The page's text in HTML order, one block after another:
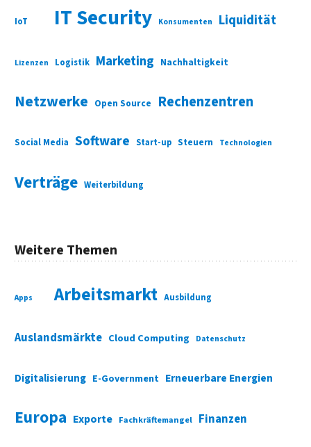
IoT IT Security Konsumenten Liquidität
Lizenzen Logistik Marketing Nachhaltigkeit
Netzwerke Open Source Rechenzentren
Social Media Software Start-up Steuern Technologien
Verträge Weiterbildung
Weitere Themen
Apps Arbeitsmarkt Ausbildung
Auslandsmärkte Cloud Computing Datenschutz
Digitalisierung E-Government Erneuerbare Energien
Europa Exporte Fachkräftemangel Finanzen